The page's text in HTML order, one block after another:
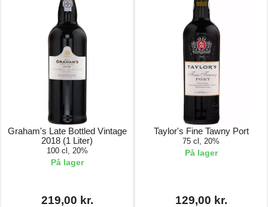
Graham's Late Bottled Vintage
2018 (1 Liter)
100 cl, 20%
På lager
219,00 kr.
Taylor's Fine Tawny Port
75 cl, 20%
På lager
129,00 kr.